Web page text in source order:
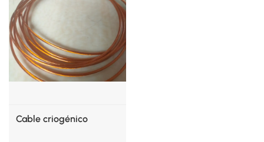
Cable criogénico